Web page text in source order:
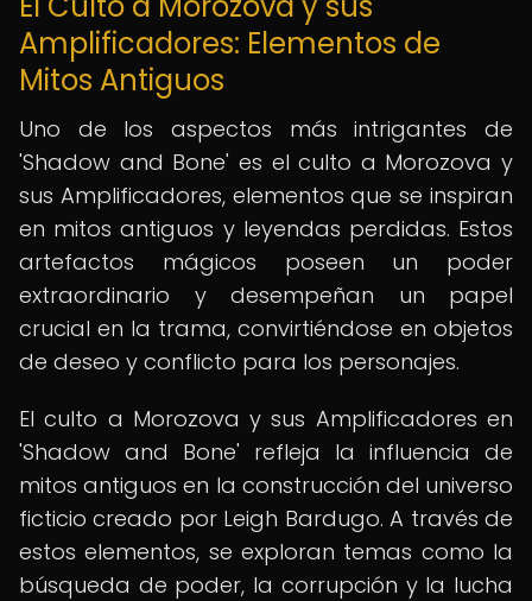
Amplificadores: Elementos de
Mitos Antiguos
Uno de los aspectos más intrigantes de
'Shadow and Bone' es el culto a Morozova y
sus Amplificadores, elementos que se inspiran
en mitos antiguos y leyendas perdidas. Estos
artefactos mágicos poseen un poder
extraordinario y desempeñan un papel
crucial en la trama, convirtiéndose en objetos
de deseo y conflicto para los personajes.
El culto a Morozova y sus Amplificadores en
'Shadow and Bone' refleja la influencia de
mitos antiguos en la construcción del universo
ficticio creado por Leigh Bardugo. A través de
estos elementos, se exploran temas como la
búsqueda de poder, la corrupción y la lucha